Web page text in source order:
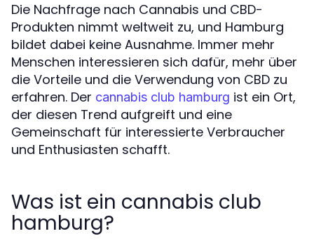
Die Nachfrage nach Cannabis und CBD-
Produkten nimmt weltweit zu, und Hamburg
bildet dabei keine Ausnahme. Immer mehr
Menschen interessieren sich dafür, mehr über
die Vorteile und die Verwendung von CBD zu
erfahren. Der cannabis club hamburg ist ein Ort,
der diesen Trend aufgreift und eine
Gemeinschaft für interessierte Verbraucher
und Enthusiasten schafft.
Was ist ein cannabis club
hamburg?